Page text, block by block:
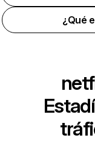
¿Qué